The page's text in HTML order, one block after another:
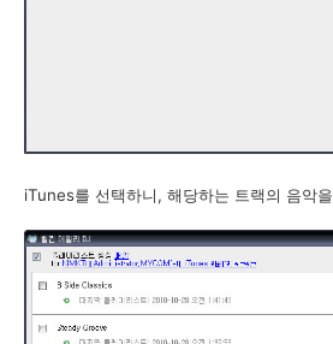
iTunes를 선택하니, 해당하는 트랙의 음악을